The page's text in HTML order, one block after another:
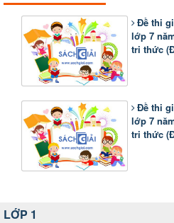
Đề thi
lớp 7
tri thức
Đề thi
lớp 7
tri thức
LỚP 1